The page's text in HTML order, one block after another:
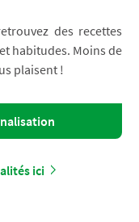
des recettes
habitudes. Moins de
plaisent !
ici